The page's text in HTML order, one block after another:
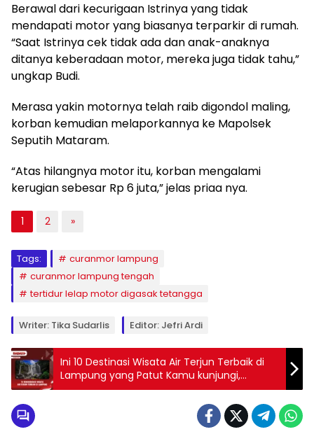
Berawal dari kecurigaan Istrinya yang tidak
mendapati motor yang biasanya terparkir di rumah.
“Saat Istrinya cek tidak ada dan anak-anaknya
ditanya keberadaan motor, mereka juga tidak tahu,”
ungkap Budi.
Merasa yakin motornya telah raib digondol maling,
korban kemudian melaporkannya ke Mapolsek
Seputih Mataram.
“Atas hilangnya motor itu, korban mengalami
kerugian sebesar Rp 6 juta,” jelas priaa nya.
1 2 »
Tags:
curanmor lampung
curanmor lampung tengah
tertidur lelap motor digasak tetangga
Writer: Tika Sudarlis Editor: Jefri Ardi
Ini 10 Destinasi Wisata Air Terjun Terbaik di
Lampung yang Patut Kamu kunjungi,
Lengkap Rute dan Panduannya